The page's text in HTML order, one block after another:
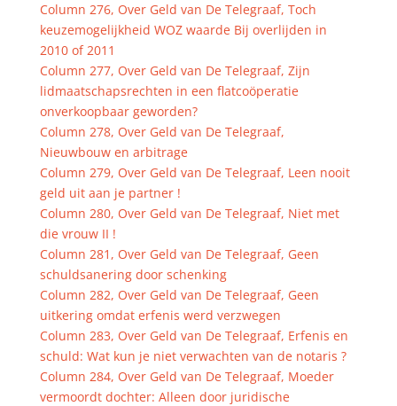
Column 276, Over Geld van De Telegraaf, Toch
keuzemogelijkheid WOZ waarde Bij overlijden in
2010 of 2011
Column 277, Over Geld van De Telegraaf, Zijn
lidmaatschapsrechten in een flatcoöperatie
onverkoopbaar geworden?
Column 278, Over Geld van De Telegraaf,
Nieuwbouw en arbitrage
Column 279, Over Geld van De Telegraaf, Leen nooit
geld uit aan je partner !
Column 280, Over Geld van De Telegraaf, Niet met
die vrouw II !
Column 281, Over Geld van De Telegraaf, Geen
schuldsanering door schenking
Column 282, Over Geld van De Telegraaf, Geen
uitkering omdat erfenis werd verzwegen
Column 283, Over Geld van De Telegraaf, Erfenis en
schuld: Wat kun je niet verwachten van de notaris ?
Column 284, Over Geld van De Telegraaf, Moeder
vermoordt dochter: Alleen door juridische